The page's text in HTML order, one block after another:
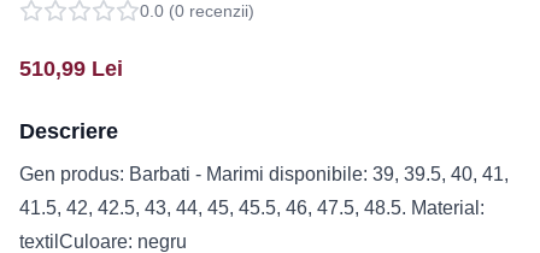
0.0 (0 recenzii)
510,99 Lei
Descriere
Gen produs: Barbati - Marimi disponibile: 39, 39.5, 40, 41,
41.5, 42, 42.5, 43, 44, 45, 45.5, 46, 47.5, 48.5. Material:
textilCuloare: negru